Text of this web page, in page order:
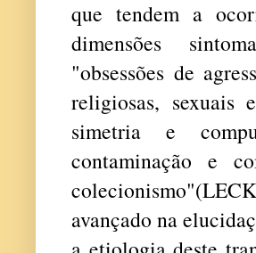
que tendem a
dimensões
"obsessões de
religiosas, sexuais
simetria e
contaminação e
avançado na